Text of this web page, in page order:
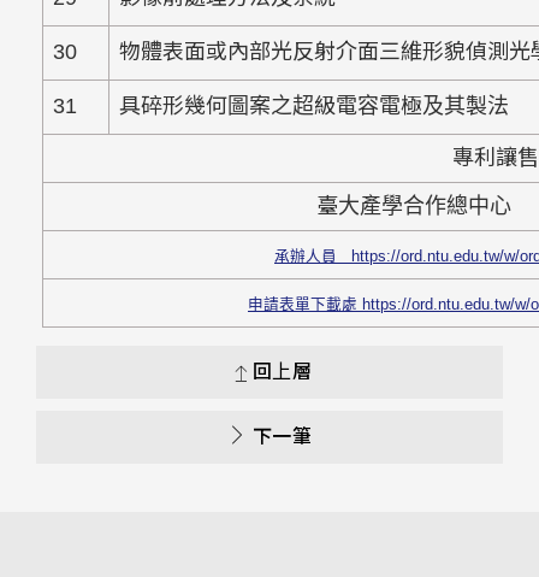
30 物體表面或內部光反射介面三維形貌偵測光
31 具碎形幾何圖案之超級電容電極及其製法
專利讓
臺大產學合作總中心
承辦人員 https://ord.ntu.edu.tw/w/
申請表單下載處 https://ord.ntu.edu.tw/w/
回上層
下一筆